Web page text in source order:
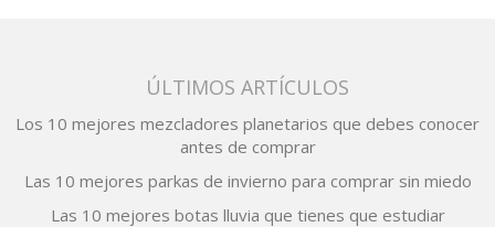
ÚLTIMOS ARTÍCULOS
Los 10 mejores mezcladores planetarios que debes conocer
antes de comprar
Las 10 mejores parkas de invierno para comprar sin miedo
Las 10 mejores botas lluvia que tienes que estudiar